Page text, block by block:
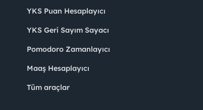
YKS Puan Hesaplayıcı
YKS Geri Sayım Sayacı
Pomodoro Zamanlayıcı
Maaş Hesaplayıcı
Tüm araçlar